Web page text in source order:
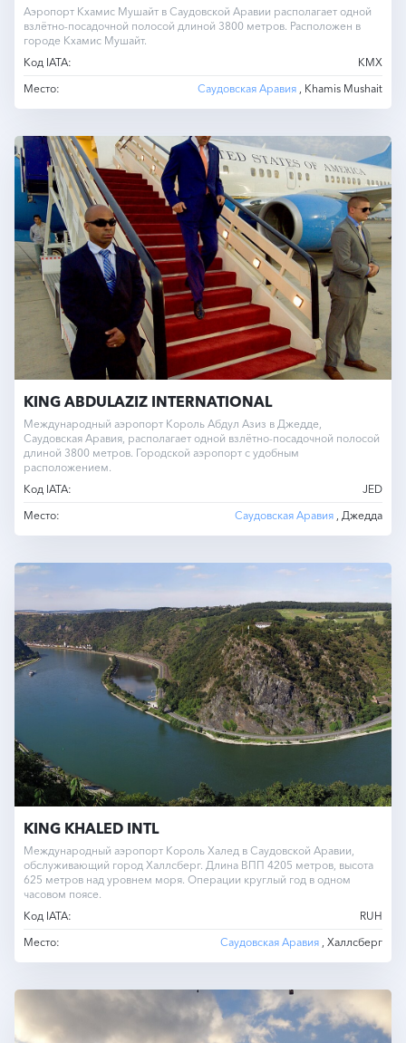
Аэропорт Кхамис Мушайт в Саудовской Аравии располагает одной
взлётно-посадочной полосой длиной 3800 метров. Расположен в
городе Кхамис Мушайт.
Код IATA:
KMX
Место:
Саудовская Аравия , Khamis Mushait
KING ABDULAZIZ INTERNATIONAL
Международный аэропорт Король Абдул Азиз в Джедде,
Саудовская Аравия, располагает одной взлётно-посадочной полосой
длиной 3800 метров. Городской аэропорт с удобным
расположением.
Код IATA:
JED
Место:
Саудовская Аравия , Джедда
KING KHALED INTL
Международный аэропорт Король Халед в Саудовской Аравии,
обслуживающий город Халлсберг. Длина ВПП 4205 метров, высота
625 метров над уровнем моря. Операции круглый год в одном
часовом поясе.
Код IATA:
RUH
Место:
Саудовская Аравия , Халлсберг